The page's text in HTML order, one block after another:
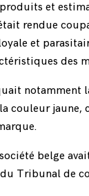
et
rendue
et
des
notamment
couleur jaune,
belge
Tribunal de